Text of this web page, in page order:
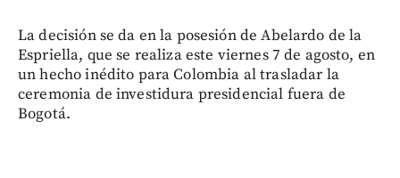
La decisión se da en la posesión de Abelardo de la
Espriella, que se realiza este viernes 7 de agosto, en
un hecho inédito para Colombia al trasladar la
ceremonia de investidura presidencial fuera de
Bogotá.